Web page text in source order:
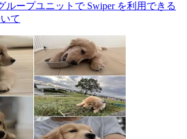
ループユニットで Swiper を利用できる
て